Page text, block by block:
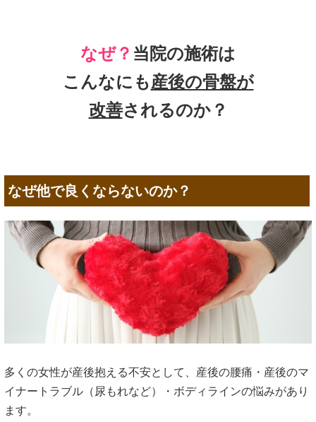
なぜ？ 当院の施術は
こんなにも産後の骨盤が
改善されるのか？
なぜ他で良くならないのか？
多くの女性が産後抱える不安として、産後の腰痛・産後のマ
イナートラブル（尿もれなど）・ボディラインの悩みがあり
ます。